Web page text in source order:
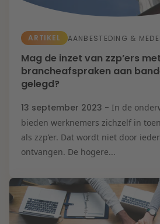
Arbeid & Pensioen
Banking & Finance
Corporate & M&A
De veerkrachtige
onderneming
Energie
Fiscaal
Herstructurering &
Insolventie
IE & Innovatie
IT & Privacy
Litigation
Onderwijs
Overheid &
Omgeving
Vastgoed
Zorg & Sociaal
ARTIKEL AANBESTEDING &
Mag de inzet van zzp’ers met
brancheafspraken aan
gelegd?
13 september 2023 - In de
bieden werknemers zichzelf in
als zzp’er. Dat wordt niet door
ontvangen. De hogere...